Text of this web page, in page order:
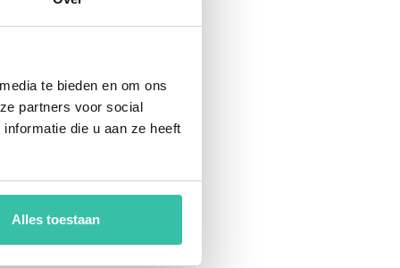
te bieden en om ons
partners voor social
die u aan ze heeft
Alles toestaan